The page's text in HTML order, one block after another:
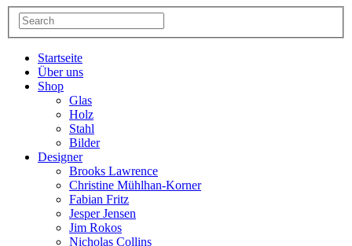
Startseite
Über uns
Shop
Glas
Holz
Stahl
Bilder
Designer
Brooks Lawrence
Christine Mühlhan-Korner
Fabian Fritz
Jesper Jensen
Jim Rokos
Nicholas Collins